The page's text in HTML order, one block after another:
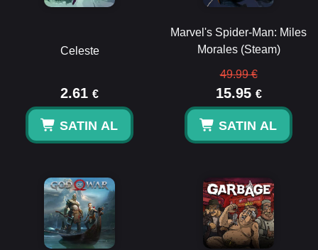
Celeste
2.61 €
SATIN AL
Marvel's Spider-Man: Miles
Morales (Steam)
49.99 €
15.95 €
SATIN AL